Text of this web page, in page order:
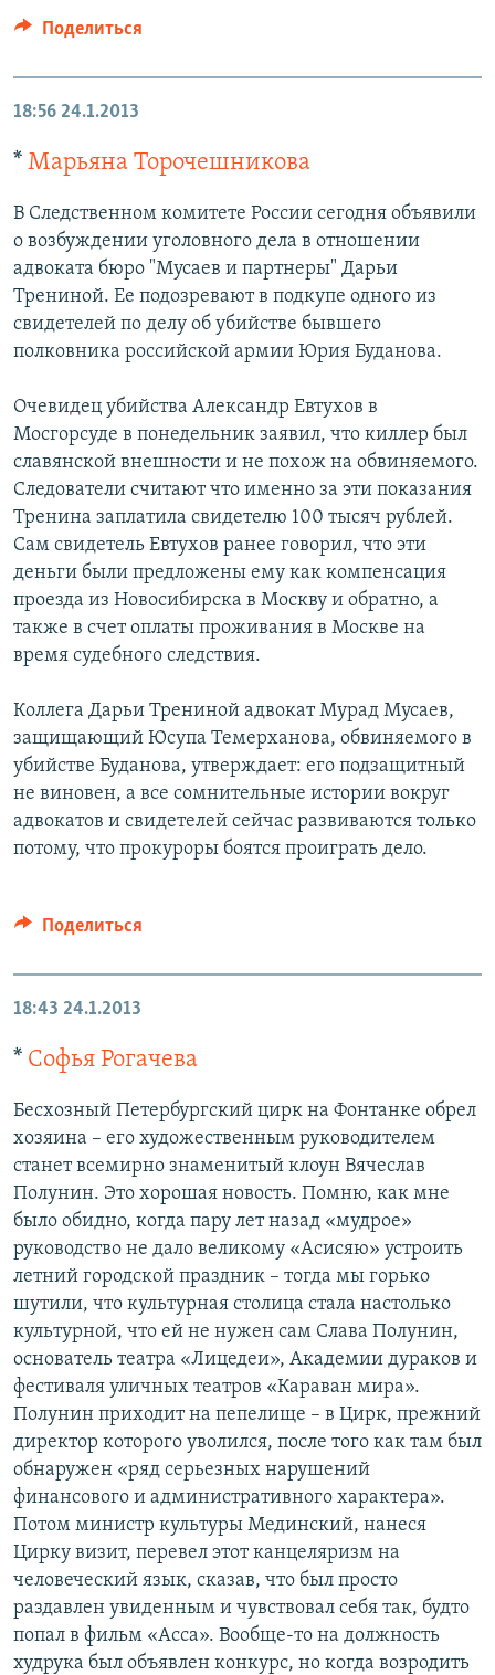
Поделиться
18:56 24.1.2013
* Марьяна Торочешникова
В Следственном комитете России сегодня объявили
о возбуждении уголовного дела в отношении
адвоката бюро "Мусаев и партнеры" Дарьи
Трениной. Ее подозревают в подкупе одного из
свидетелей по делу об убийстве бывшего
полковника российской армии Юрия Буданова.
Очевидец убийства Александр Евтухов в
Мосгорсуде в понедельник заявил, что киллер был
славянской внешности и не похож на обвиняемого.
Следователи считают что именно за эти показания
Тренина заплатила свидетелю 100 тысяч рублей.
Сам свидетель Евтухов ранее говорил, что эти
деньги были предложены ему как компенсация
проезда из Новосибирска в Москву и обратно, а
также в счет оплаты проживания в Москве на
время судебного следствия.
Коллега Дарьи Трениной адвокат Мурад Мусаев,
защищающий Юсупа Темерханова, обвиняемого в
убийстве Буданова, утверждает: его подзащитный
не виновен, а все сомнительные истории вокруг
адвокатов и свидетелей сейчас развиваются только
потому, что прокуроры боятся проиграть дело.
Поделиться
18:43 24.1.2013
* Софья Рогачева
Бесхозный Петербургский цирк на Фонтанке обрел
хозяина – его художественным руководителем
станет всемирно знаменитый клоун Вячеслав
Полунин. Это хорошая новость. Помню, как мне
было обидно, когда пару лет назад «мудрое»
руководство не дало великому «Асисяю» устроить
летний городской праздник – тогда мы горько
шутили, что культурная столица стала настолько
культурной, что ей не нужен сам Слава Полунин,
основатель театра «Лицедеи», Академии дураков и
фестиваля уличных театров «Караван мира».
Полунин приходит на пепелище – в Цирк, прежний
директор которого уволился, после того как там был
обнаружен «ряд серьезных нарушений
финансового и административного характера».
Потом министр культуры Мединский, нанеся
Цирку визит, перевел этот канцеляризм на
человеческий язык, сказав, что был просто
раздавлен увиденным и чувствовал себя так, будто
попал в фильм «Асса». Вообще-то на должность
худрука был объявлен конкурс, но когда возродить